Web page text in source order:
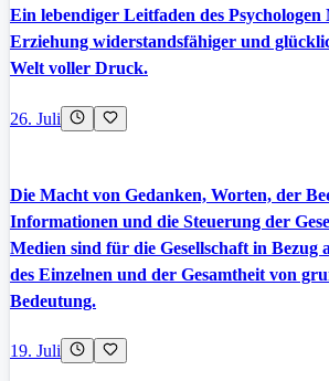
Ein lebendiger Leitfaden des
Erziehung widerstandsfähiger und
Welt voller Druck.
26. Juli
Die Macht von Gedanken, Worten, der
Informationen und die Steuerung der
Medien sind für die Gesellschaft in Bezug
des Einzelnen und der Gesamtheit von
Bedeutung.
19. Juli